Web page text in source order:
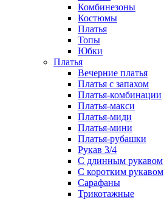
Комбинезоны
Костюмы
Платья
Топы
Юбки
Платья
Вечерние платья
Платья с запахом
Платья-комбинации
Платья-макси
Платья-миди
Платья-мини
Платья-рубашки
Рукав 3/4
С длинным рукавом
С коротким рукавом
Сарафаны
Трикотажные